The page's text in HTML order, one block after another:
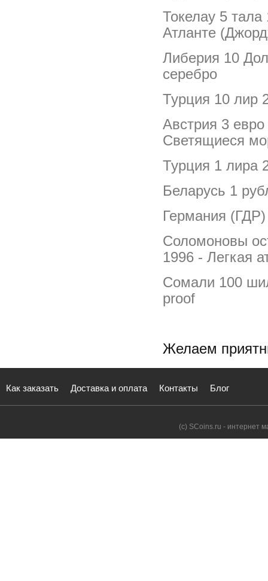
Токелау 5
Атланте
Либерия 10
серебро
Турция 10 лир
Австрия 3
Светящиеся
Турция 1 лира
Беларусь 1
Германия
Соломоновы
1996 - Легкая
Сомали 100
proof
Желаем
Как заказать Доставка и оплата Контакты Блог
(с) SCoins.ru - интернет